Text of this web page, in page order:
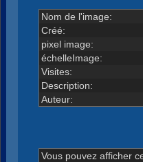
Nom de l'image:
Créé:
pixel image:
échelleImage:
Visites:
Description:
Auteur:
Vous pouvez afficher